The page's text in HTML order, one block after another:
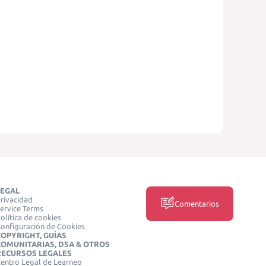
Terms
de cookies
de Cookies
GUÍAS
DSA & OTROS
LEGALES
Legal de Learneo
Comentarios